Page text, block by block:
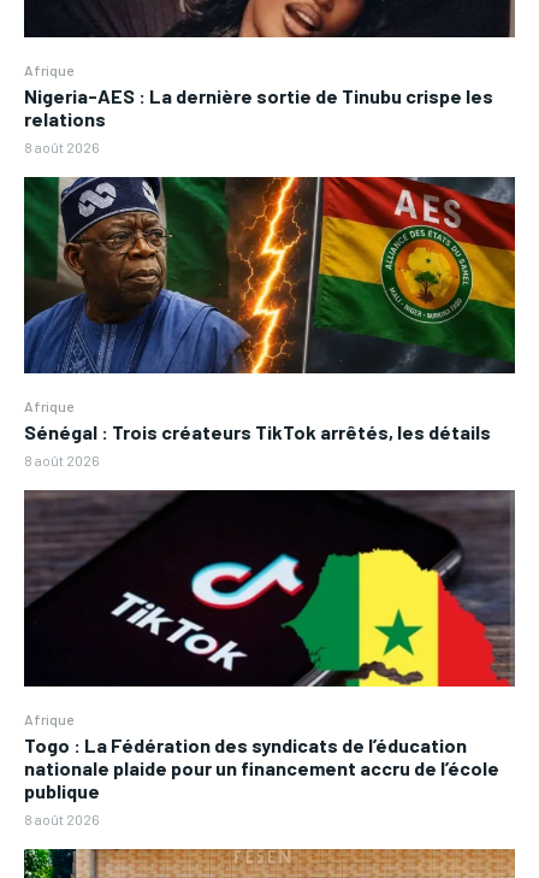
Afrique
Nigeria-AES : La dernière sortie de Tinubu crispe les
relations
8 août 2026
Afrique
Sénégal : Trois créateurs TikTok arrêtés, les détails
8 août 2026
Afrique
Togo : La Fédération des syndicats de l’éducation
nationale plaide pour un financement accru de l’école
publique
8 août 2026